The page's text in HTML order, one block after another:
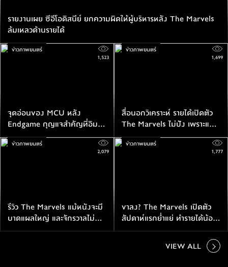
รายงานเผย ซีอีโอดิสนีย์ ยกความผิดให้ผู้บริหารหลัง The Marvels
ล้มเหลวด้านรายได้
จุดอ่อนของ MCU หลัง
Endgame กุญแจสำคัญที่อิมาน
เวลลานีคิดว่าจำเป็นต่อมาร์เวล
ข่าวภาพยนตร์
1,523
สื่อนอกวิเคราะห์ รายได้เปิดตัว
The Marvels ไม่ปัง เพราะแผน
ของดิสนีย์ที่ผิดพลาด?
ข่าวภาพยนตร์
1,699
รีวิว The Marvels แม้หนังจะมี
บาดแผลใหญ่ และจักรวาลไม่
เดินหน้านัก แต่ความบันเทิงเกิน
ข่าวภาพยนตร์
2,079
ขาลง? The Marvels เปิดตัว
สัปดาห์แรกยํ่าแย่ ทำรายได้น้อย
เป็นอันดับที่สองของหนังจาก
ข่าวภาพยนตร์
1,777
VIEW ALL